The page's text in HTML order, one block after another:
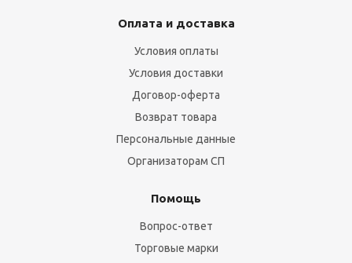
Оплата и доставка
Условия оплаты
Условия доставки
Договор-оферта
Возврат товара
Персональные данные
Организаторам СП
Помощь
Вопрос-ответ
Торговые марки